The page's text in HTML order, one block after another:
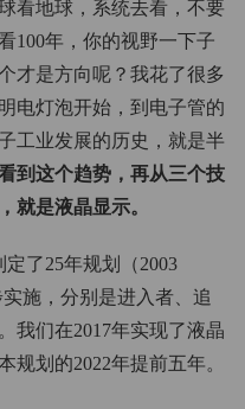
看地球，系统去看，不要
100年，你的视野一下子
才是方向呢？我花了很多
电灯泡开始，到电子管的
工业发展的历史，就是半
到这个趋势，再从三个技
就是液晶显示。
了25年规划（2003
施，分别是进入者、追
我们在2017年实现了液晶
规划的2022年提前五年。